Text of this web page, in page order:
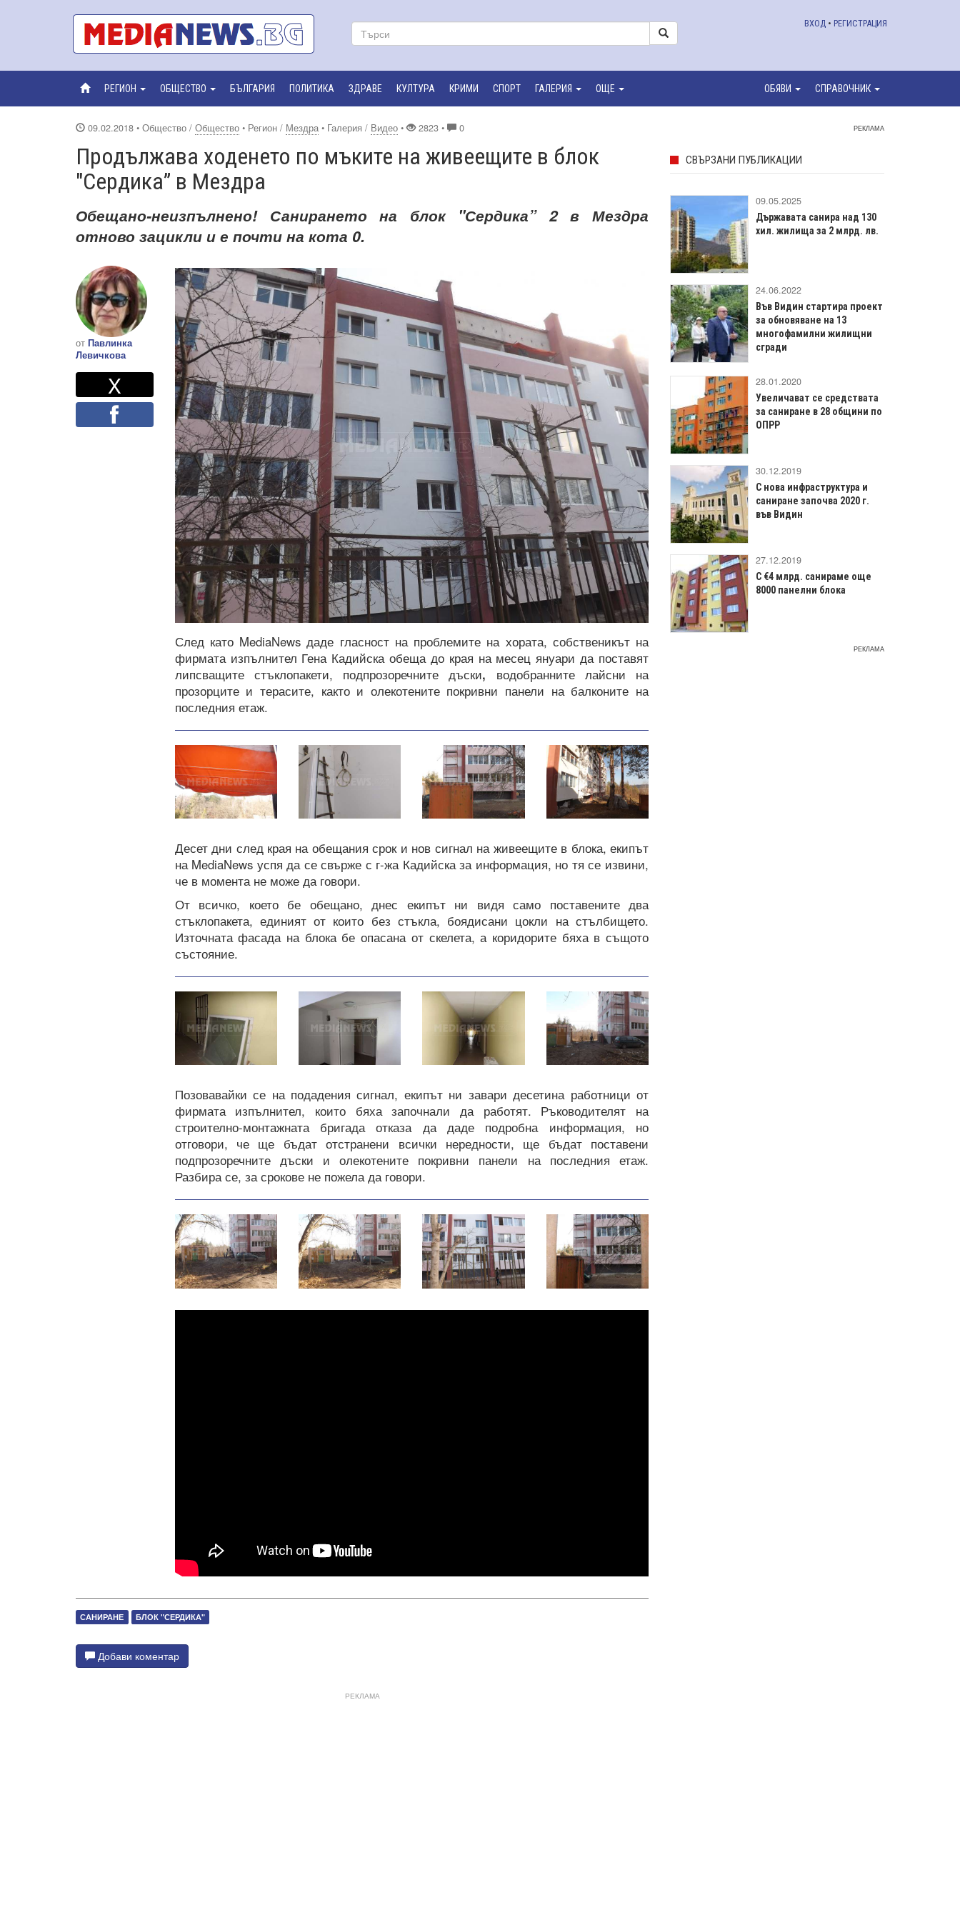
ВХОД • РЕГИСТРАЦИЯ
РЕГИОН ОБЩЕСТВО БЪЛГАРИЯ ПОЛИТИКА ЗДРАВЕ КУЛТУРА КРИМИ СПОРТ ГАЛЕРИЯ ОЩЕ ОБЯВИ СПРАВОЧНИК
09.02.2018 • Общество / Общество • Регион / Мездра • Галерия / Видео • 2823 • 0
Продължава ходенето по мъките на живеещите в блок
"Сердика” в Мездра
Обещано-неизпълнено! Санирането на блок "Сердика” 2 в Мездра
отново зацикли и е почти на кота 0.
от Павлинка
Левичкова
Споделете
XTwitter
Facebook
След като MediaNews даде гласност на проблемите на хората, собственикът на
фирмата изпълнител Гена Кадийска обеща до края на месец януари да поставят
липсващите стъклопакети, подпрозоречните дъски, водобранните лайсни на
прозорците и терасите, както и олекотените покривни панели на балконите на
последния етаж.
Десет дни след края на обещания срок и нов сигнал на живеещите в блока, екипът
на MediaNews успя да се свърже с г-жа Кадийска за информация, но тя се извини,
че в момента не може да говори.
От всичко, което бе обещано, днес екипът ни видя само поставените два
стъклопакета, единият от които без стъкла, боядисани цокли на стълбището.
Източната фасада на блока бе опасана от скелета, а коридорите бяха в същото
състояние.
Позовавайки се на подадения сигнал, екипът ни завари десетина работници от
фирмата изпълнител, които бяха започнали да работят. Ръководителят на
строително-монтажната бригада отказа да даде подробна информация, но
отговори, че ще бъдат отстранени всички нередности, ще бъдат поставени
подпрозоречните дъски и олекотените покривни панели на последния етаж.
Разбира се, за срокове не пожела да говори.
САНИРАНЕ БЛОК "СЕРДИКА"
Добави коментар
РЕКЛАМА
РЕКЛАМА
СВЪРЗАНИ ПУБЛИКАЦИИ
09.05.2025
Държавата санира над 130
хил. жилища за 2 млрд. лв.
24.06.2022
Във Видин стартира проект
за обновяване на 13
многофамилни жилищни
сгради
28.01.2020
Увеличават се средствата
за саниране в 28 общини по
ОПРР
30.12.2019
С нова инфраструктура и
саниране започва 2020 г.
във Видин
27.12.2019
С €4 млрд. санираме още
8000 панелни блока
РЕКЛАМА